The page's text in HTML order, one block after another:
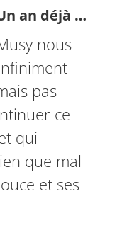
an déjà …
nous
pas
ce
qui
que mal
et ses